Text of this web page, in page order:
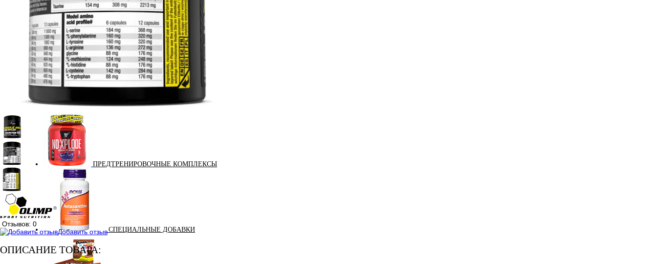
ОКСИД АЗОТА (NO, AAKG)
ПОДАРОЧНЫЙ СЕРТИФИКАТ
ПРЕДТРЕНИРОВОЧНЫЕ КОМПЛЕКСЫ
СПЕЦИАЛЬНЫЕ ДОБАВКИ
Отзывов: 0
Добавить отзыв
ОПИСАНИЕ ТОВАРА: